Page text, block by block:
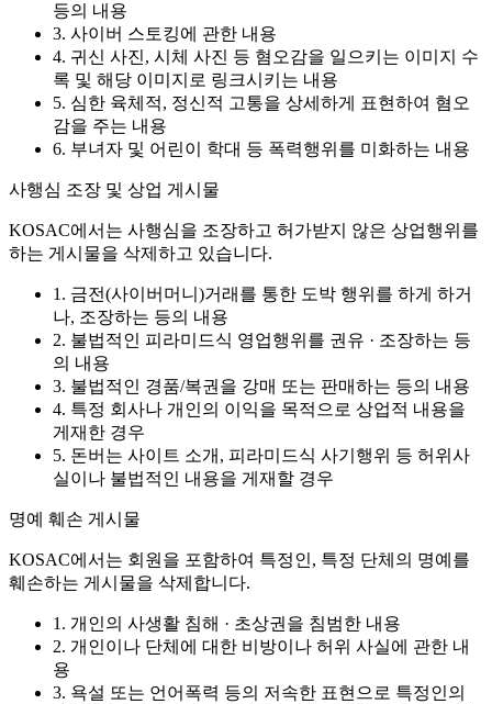
등의 내용
3. 사이버 스토킹에 관한 내용
4. 귀신 사진, 시체 사진 등 혐오감을 일으키는 이미지 수
록 및 해당 이미지로 링크시키는 내용
5. 심한 육체적, 정신적 고통을 상세하게 표현하여 혐오
감을 주는 내용
6. 부녀자 및 어린이 학대 등 폭력행위를 미화하는 내용
사행심 조장 및 상업 게시물
KOSAC에서는 사행심을 조장하고 허가받지 않은 상업행위를
하는 게시물을 삭제하고 있습니다.
1. 금전(사이버머니)거래를 통한 도박 행위를 하게 하거
나, 조장하는 등의 내용
2. 불법적인 피라미드식 영업행위를 권유 · 조장하는 등
의 내용
3. 불법적인 경품/복권을 강매 또는 판매하는 등의 내용
4. 특정 회사나 개인의 이익을 목적으로 상업적 내용을
게재한 경우
5. 돈버는 사이트 소개, 피라미드식 사기행위 등 허위사
실이나 불법적인 내용을 게재할 경우
명예 훼손 게시물
KOSAC에서는 회원을 포함하여 특정인, 특정 단체의 명예를
훼손하는 게시물을 삭제합니다.
1. 개인의 사생활 침해 · 초상권을 침범한 내용
2. 개인이나 단체에 대한 비방이나 허위 사실에 관한 내
용
3. 욕설 또는 언어폭력 등의 저속한 표현으로 특정인의